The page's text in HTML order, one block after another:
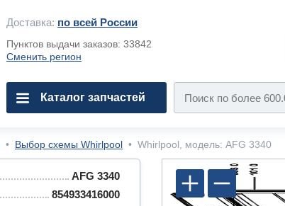
Доставка: по всей России
Пунктов выдачи заказов: 33842
Сменить регион
Каталог запчастей
• Выбор схемы Whirlpool • Whirlpool, модель: AFG 3340
AFG 3340
854933416000